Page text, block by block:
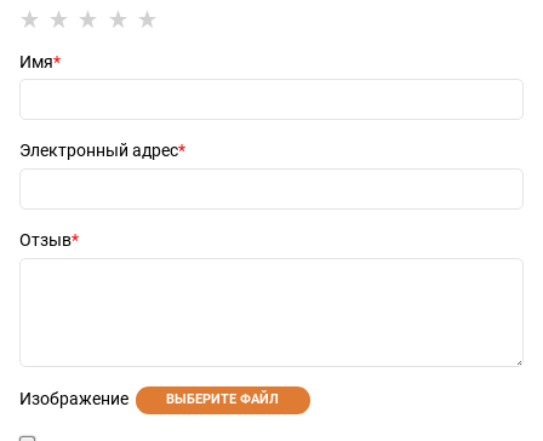
Имя
Электронный адрес
Отзыв
Изображение ВЫБЕРИТЕ ФАЙЛ